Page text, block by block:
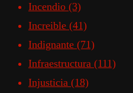
Incendio (3)
Increible (41)
Indignante (71)
Infraestructura (111)
Injusticia (18)